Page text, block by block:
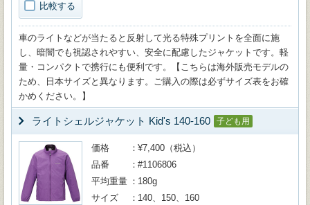
比較する
車のライトなどが当たると反射して光る特殊プリントを全面に施
し、暗闇でも視認されやすい、安全に配慮したジャケットです。軽
量・コンパクトで携行にも便利です。【こちらは海外販売モデルの
ため、日本サイズと異なります。ご購入の際は必ずサイズ表をお確
かめください。】
ライトシェルジャケット Kid's 140-160 子ども用
価格
¥7,400（税込）
品番
#1106806
平均重量
180g
サイズ
140、150、160